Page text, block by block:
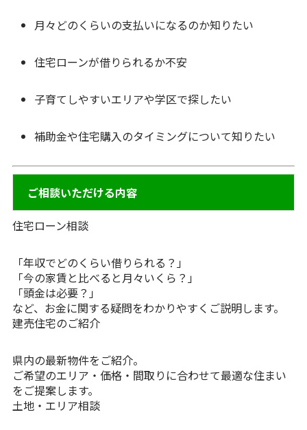
月々どのくらいの支払いになるのか知りたい
住宅ローンが借りられるか不安
子育てしやすいエリアや学区で探したい
補助金や住宅購入のタイミングについて知りたい
ご相談いただける内容
住宅ローン相談
「年収でどのくらい借りられる？」
「今の家賃と比べると月々いくら？」
「頭金は必要？」
など、お金に関する疑問をわかりやすくご説明します。
建売住宅のご紹介
県内の最新物件をご紹介。
ご希望のエリア・価格・間取りに合わせて最適な住まい
をご提案します。
土地・エリア相談